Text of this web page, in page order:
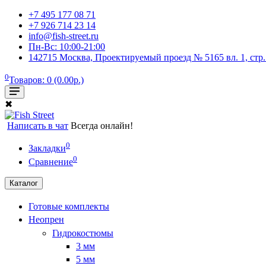
+7 495 177 08 71
+7 926 714 23 14
info@fish-street.ru
Пн-Вс: 10:00-21:00
142715 Москва, Проектируемый проезд № 5165 вл. 1,
0Товаров: 0 (0.00р.)
✖
Написать в чат Всегда онлайн!
Закладки0
Сравнение0
Каталог
Готовые комплекты
Неопрен
Гидрокостюмы
3 мм
5 мм